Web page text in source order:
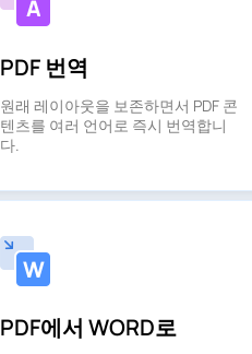
PDF 번역
원래 레이아웃을 보존하면서 PDF 콘
텐츠를 여러 언어로 즉시 번역합니
다.
PDF에서 WORD로